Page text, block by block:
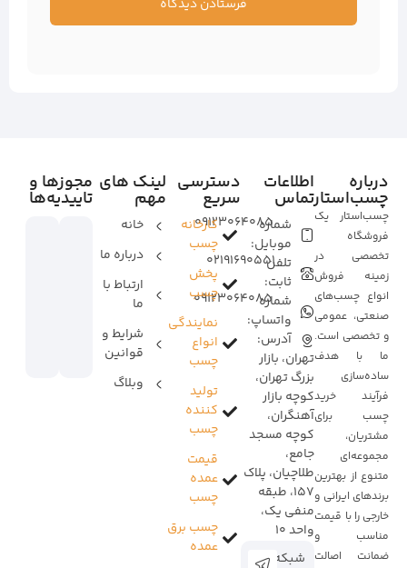
درباره
چسب‌استار
چسب‌استار یک
فروشگاه
تخصصی در
زمینه فروش
انواع چسب‌های
صنعتی، عمومی
و تخصصی است.
ما با هدف
ساده‌سازی
فرآیند خرید
چسب برای
مشتریان،
مجموعه‌ای
متنوع از بهترین
برندهای ایرانی و
خارجی را با قیمت
مناسب و
ضمانت اصالت
اطلاعات
تماس
شماره
موبایل:
09123064085
تلفن
ثابت:
02191690551
شماره
واتساپ:
09123064085
آدرس:
تهران، بازار
بزرگ تهران،
کوچه بازار
آهنگران،
کوچه مسجد
جامع،
طلاچیان، پلاک
157، طبقه
منفی یک،
واحد 10
شبکه
دسترسی
سریع
کارخانه
چسب
پخش
چسب
نمایندگی
انواع
چسب
تولید
کننده
چسب
قیمت
عمده
چسب
چسب برق
عمده
لینک های
مهم
خانه
درباره ما
ارتباط با
ما
شرایط و
قوانین
وبلاگ
مجوزها و
تاییدیه‌ها